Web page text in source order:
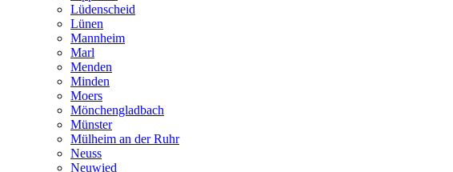
Lüdenscheid
Lünen
Mannheim
Marl
Menden
Minden
Moers
Mönchengladbach
Münster
Mülheim an der Ruhr
Neuss
Neuwied